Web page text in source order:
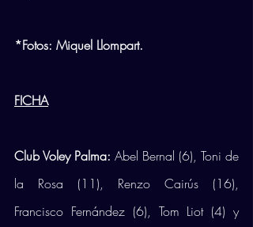
*Fotos: Miquel Llompart.
FICHA
Club Voley Palma: Abel Bernal (6), Toni de
la Rosa (11), Renzo Cairús (16),
Francisco Fernández (6), Tom Liot (4) y